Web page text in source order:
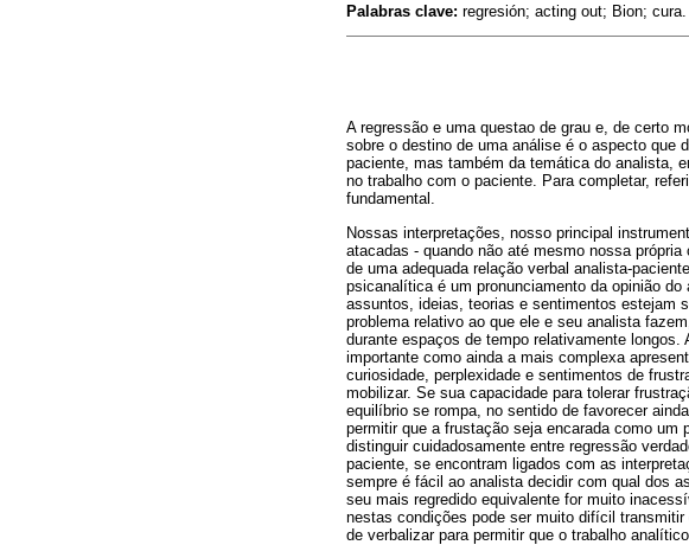
Palabras clave: regresión; acting out; Bion; cura.
A regressão e uma questao de grau e, de certo
sobre o destino de uma análise é o aspecto que
paciente, mas também da temática do analista,
no trabalho com o paciente. Para completar,
fundamental.
Nossas interpretações, nosso principal
atacadas - quando não até mesmo nossa
de uma adequada relação verbal analista-
psicanalítica é um pronunciamento da opinião
assuntos, ideias, teorias e sentimentos estejam
problema relativo ao que ele e seu analista
durante espaços de tempo relativamente
importante como ainda a mais complexa
curiosidade, perplexidade e sentimentos de
mobilizar. Se sua capacidade para tolerar
equilíbrio se rompa, no sentido de favorecer
permitir que a frustação seja encarada como
distinguir cuidadosamente entre regressão
paciente, se encontram ligados com as
sempre é fácil ao analista decidir com qual dos
seu mais regredido equivalente for muito
nestas condições pode ser muito difícil
de verbalizar para permitir que o trabalho